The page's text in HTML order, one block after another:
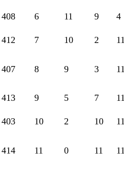
408 6 11 9
4
412 7 10 2
407 8 9 3
413 9 5 7
403 10 2 10
414 11 0 11